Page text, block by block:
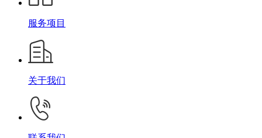
服务项目
关于我们